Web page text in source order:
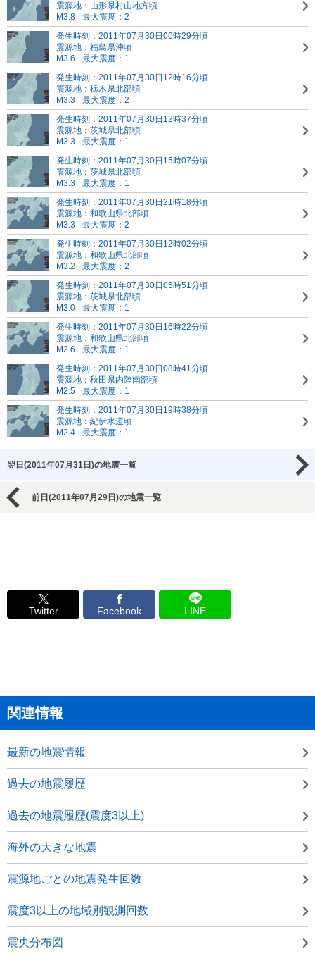
震源地：山形県村山地方頃
M3.8
最大震度：2
発生時刻：2011年07月30日06時29分頃
震源地：福島県沖頃
M3.6
最大震度：1
発生時刻：2011年07月30日12時16分頃
震源地：栃木県北部頃
M3.3
最大震度：2
発生時刻：2011年07月30日12時37分頃
震源地：茨城県北部頃
M3.3
最大震度：1
発生時刻：2011年07月30日15時07分頃
震源地：茨城県北部頃
M3.3
最大震度：1
発生時刻：2011年07月30日21時18分頃
震源地：和歌山県北部頃
M3.3
最大震度：2
発生時刻：2011年07月30日12時02分頃
震源地：和歌山県北部頃
M3.2
最大震度：2
発生時刻：2011年07月30日05時51分頃
震源地：茨城県北部頃
M3.0
最大震度：1
発生時刻：2011年07月30日16時22分頃
震源地：和歌山県北部頃
M2.6
最大震度：1
発生時刻：2011年07月30日08時41分頃
震源地：秋田県内陸南部頃
M2.5
最大震度：1
発生時刻：2011年07月30日19時38分頃
震源地：紀伊水道頃
M2.4
最大震度：1
翌日(2011年07月31日)の地震一覧
前日(2011年07月29日)の地震一覧
Twitter Facebook LINE
関連情報
最新の地震情報
過去の地震履歴
過去の地震履歴(震度3以上)
海外の大きな地震
震源地ごとの地震発生回数
震度3以上の地域別観測回数
震央分布図